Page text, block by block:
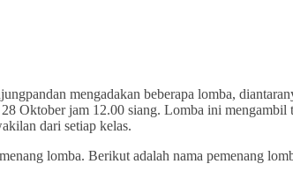
mengadakan beberapa lomba,
Oktober jam 12.00 siang. Lomba ini
dari setiap kelas.
lomba. Berikut adalah nama pemenang